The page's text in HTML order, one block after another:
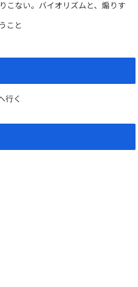
こない。バイオリズムと、煽りす
こと
行く